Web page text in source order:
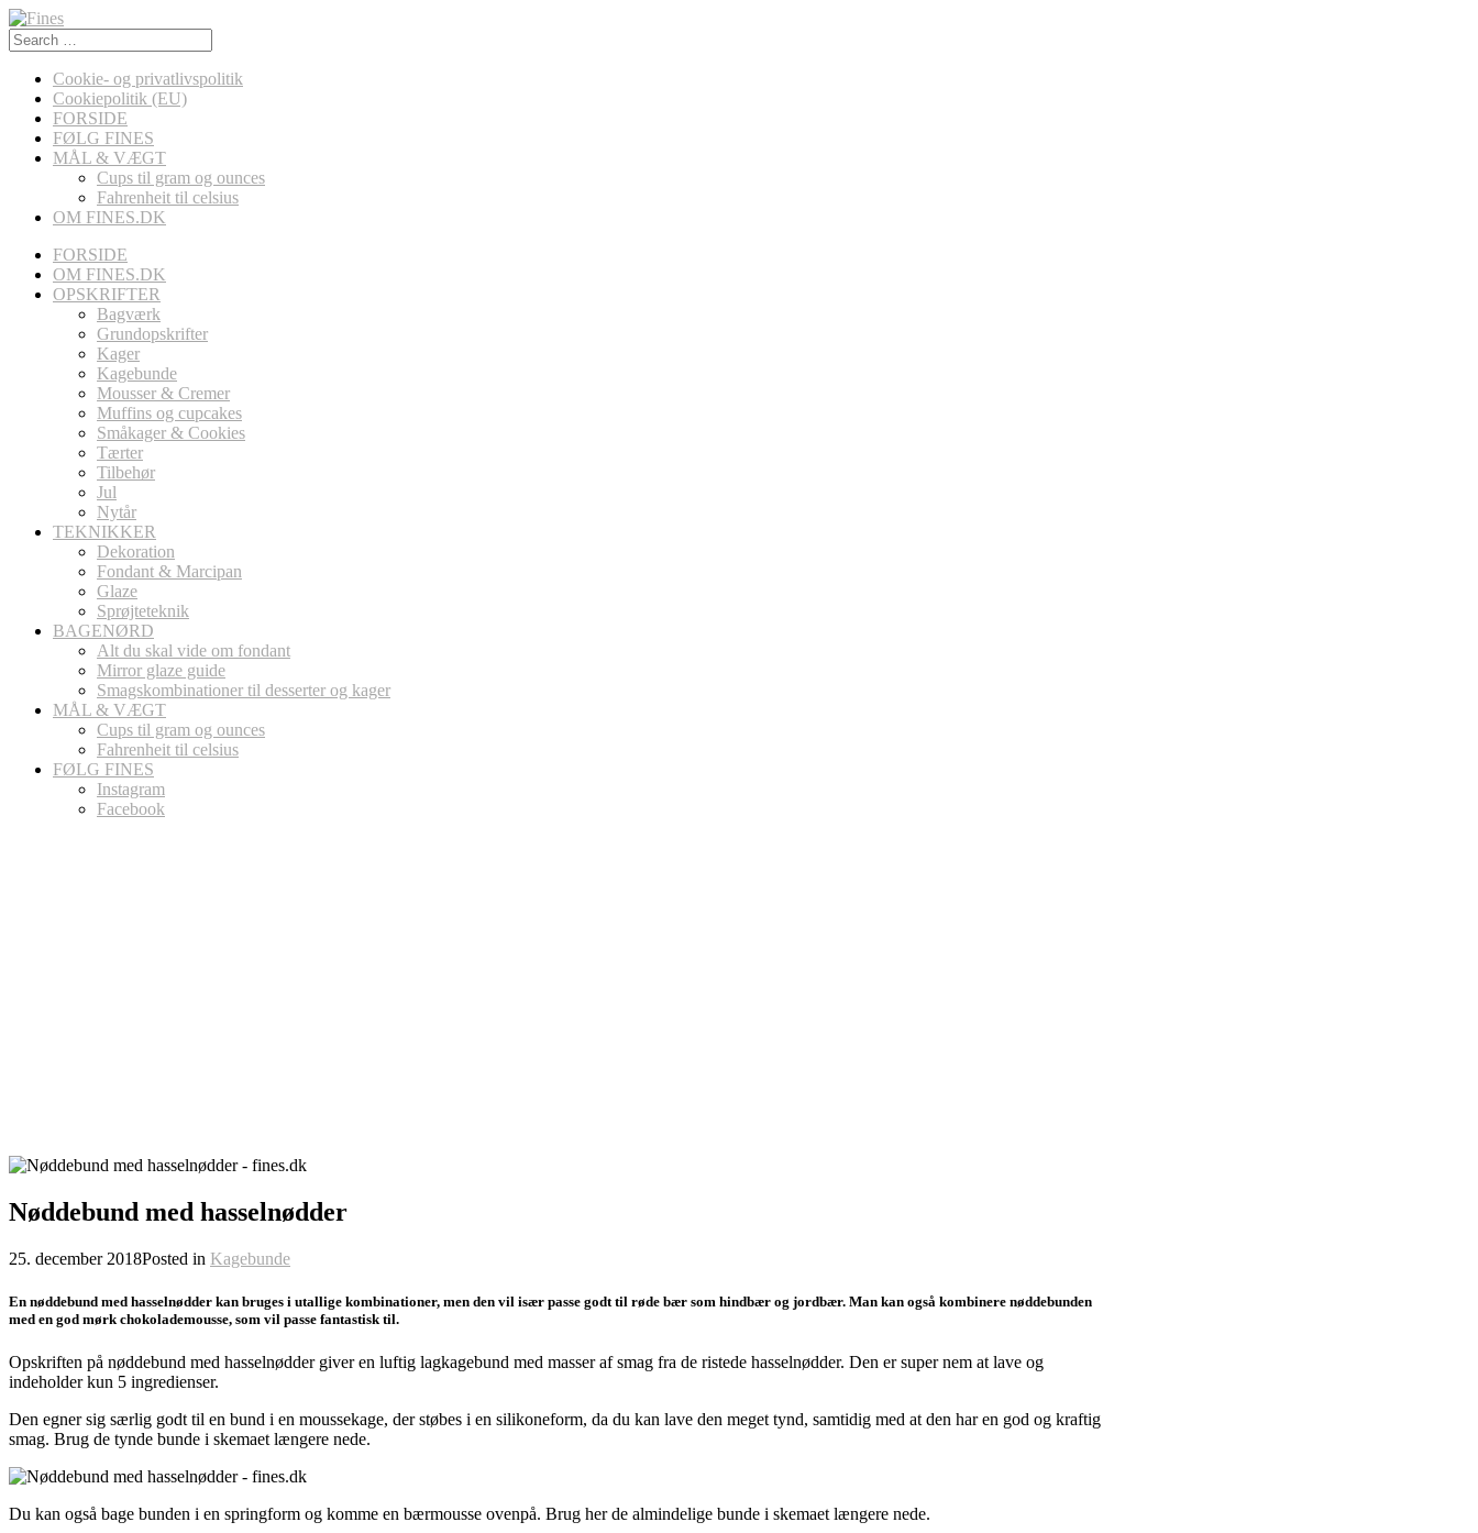
Search
for:
Cookie- og privatlivspolitik
Cookiepolitik (EU)
FORSIDE
FØLG FINES
MÅL & VÆGT
Cups til gram og ounces
Fahrenheit til celsius
OM FINES.DK
FORSIDE
OM FINES.DK
OPSKRIFTER
Bagværk
Grundopskrifter
Kager
Kagebunde
Mousser & Cremer
Muffins og cupcakes
Småkager & Cookies
Tærter
Tilbehør
Jul
Nytår
TEKNIKKER
Dekoration
Fondant & Marcipan
Glaze
Sprøjteteknik
BAGENØRD
Alt du skal vide om fondant
Mirror glaze guide
Smagskombinationer til desserter og kager
MÅL & VÆGT
Cups til gram og ounces
Fahrenheit til celsius
FØLG FINES
Instagram
Facebook
Nøddebund med hasselnødder
25. december 2018Posted in Kagebunde
En nøddebund med hasselnødder kan bruges i utallige kombinationer, men den vil især passe godt til røde bær som hindbær og jordbær. Man kan også kombinere nøddebunden
med en god mørk chokolademousse, som vil passe fantastisk til.
Opskriften på nøddebund med hasselnødder giver en luftig lagkagebund med masser af smag fra de ristede hasselnødder. Den er super nem at lave og
indeholder kun 5 ingredienser.
Den egner sig særlig godt til en bund i en moussekage, der støbes i en silikoneform, da du kan lave den meget tynd, samtidig med at den har en god og kraftig
smag. Brug de tynde bunde i skemaet længere nede.
Du kan også bage bunden i en springform og komme en bærmousse ovenpå. Brug her de almindelige bunde i skemaet længere nede.